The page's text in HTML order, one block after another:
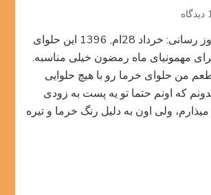
سه
رنگ
مجلسی
تاریخ آخرین به روز رسانی: خرداد 28ام, 1396 این حلوای
مهمونیای ماه رمضون خیلی مناسبه.
من حلوای خرما رو با هیچ حلوایی
که اونم حتما تو یه پست به زودی
ولی اون به دلیل رنگ خرما و تیره